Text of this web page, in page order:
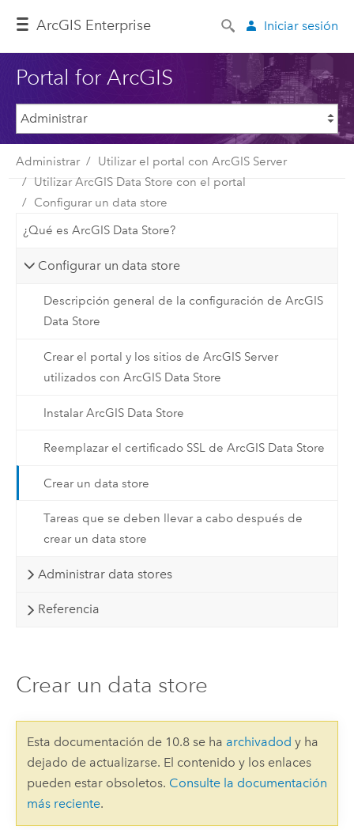
ArcGIS Enterprise Iniciar sesión
Portal for ArcGIS
Administrar
Utilizar el portal con ArcGIS Server
Utilizar ArcGIS Data Store con el portal
Configurar un data store
¿Qué es ArcGIS Data Store?
Configurar un data store
Descripción general de la configuración de ArcGIS
Data Store
Crear el portal y los sitios de ArcGIS Server
utilizados con ArcGIS Data Store
Instalar ArcGIS Data Store
Reemplazar el certificado SSL de ArcGIS Data Store
Crear un data store
Tareas que se deben llevar a cabo después de
crear un data store
Administrar data stores
Referencia
Crear un data store
Esta documentación de 10.8 se ha archivadod y ha
dejado de actualizarse. El contenido y los enlaces
pueden estar obsoletos. Consulte la documentación
más reciente.